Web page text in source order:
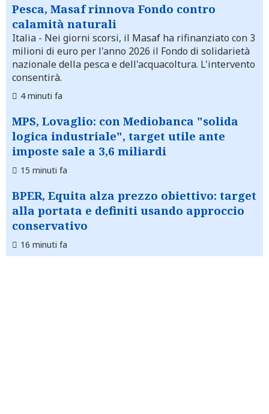
Pesca, Masaf rinnova Fondo contro
calamità naturali
Italia - Nei giorni scorsi, il Masaf ha rifinanziato con 3
milioni di euro per l'anno 2026 il Fondo di solidarietà
nazionale della pesca e dell'acquacoltura. L'intervento
consentirà.
4 minuti fa
MPS, Lovaglio: con Mediobanca "solida
logica industriale", target utile ante
imposte sale a 3,6 miliardi
15 minuti fa
BPER, Equita alza prezzo obiettivo: target
alla portata e definiti usando approccio
conservativo
16 minuti fa